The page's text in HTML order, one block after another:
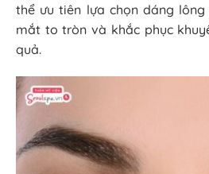
thể ưu tiên lựa chọn dáng
mắt to tròn và khắc phục
quả.